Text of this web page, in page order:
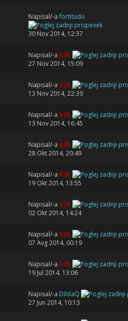
Napisal/-afortitudo
30 Nov 2014, 12:37
Napisal/-a k2b
27 Nov 2014, 15:09
Napisal/-a k2b
13 Nov 2014, 22:39
Napisal/-a k2b
13 Nov 2014, 16:45
Napisal/-a k2b
28 Okt 2014, 20:49
Napisal/-a k2b
19 Okt 2014, 13:55
Napisal/-a k2b
02 Okt 2014, 14:24
Napisal/-a k2b
07 Avg 2014, 00:19
Napisal/-a k2b
19 Jul 2014, 13:06
Napisal/-a DildaQ
27 Jun 2014, 10:13